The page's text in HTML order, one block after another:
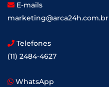
E-mails
marketing@arca24h.com.br
Telefones
(11) 2484-4627
WhatsApp